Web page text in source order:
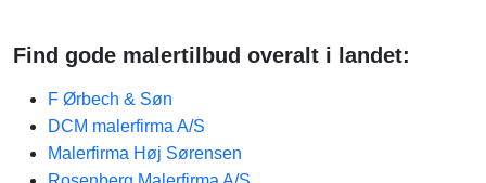
Find gode malertilbud overalt i landet:
F Ørbech & Søn
DCM malerfirma A/S
Malerfirma Høj Sørensen